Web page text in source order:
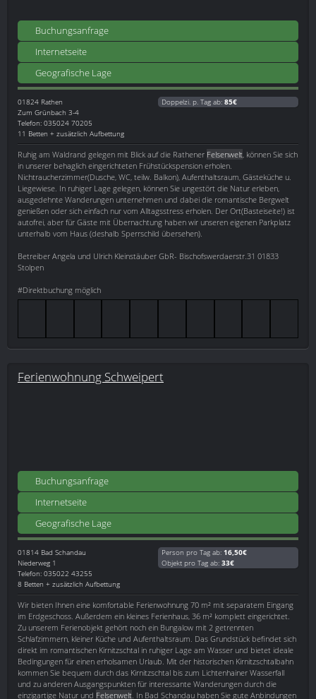
Buchungsanfrage
Internetseite
Geografische Lage
01824 Rathen
Zum Grünbach 3-4
Telefon: 035024 70205
11 Betten + zusätzlich Aufbettung
Doppelzi. p. Tag ab: 85€
Ruhig am Waldrand gelegen mit Blick auf die Rathener Felsenwelt , können Sie sich
in unserer behaglich eingerichteten Frühstückspension erholen.
Nichtraucherzimmer(Dusche, WC, teilw. Balkon), Aufenthaltsraum, Gästeküche u.
Liegewiese. In ruhiger Lage gelegen, können Sie ungestört die Natur erleben,
ausgedehnte Wanderungen unternehmen und dabei die romantische Bergwelt
genießen oder sich einfach nur vom Alltagsstress erholen. Der Ort(Basteiseite!) ist
autofrei, aber für Gäste mit Übernachtung haben wir unseren eigenen Parkplatz
unterhalb vom Haus (deshalb Sperrschild übersehen).
Betreiber Angela und Ulrich Kleinstäuber GbR- Bischofswerdaerstr.31 01833
Stolpen
#Direktbuchung möglich
Ferienwohnung Schweipert
Buchungsanfrage
Internetseite
Geografische Lage
01814 Bad Schandau
Niederweg 1
Telefon: 035022 43255
8 Betten + zusätzlich Aufbettung
Person pro Tag ab: 16,50€
Objekt pro Tag ab: 33€
Wir bieten Ihnen eine komfortable Ferienwohnung 70 m² mit separatem Eingang
im Erdgeschoss. Außerdem ein kleines Ferienhaus, 36 m² komplett eingerichtet.
Zu unserem Ferienobjekt gehört noch ein Bungalow mit 2 getrennten
Schlafzimmern, kleiner Küche und Aufenthaltsraum. Das Grundstück befindet sich
direkt im romantischen Kirnitzschtal in ruhiger Lage am Wasser und bietet ideale
Bedingungen für einen erholsamen Urlaub. Mit der historischen Kirnitzschtalbahn
kommen Sie bequem durch das Kirnitzschtal bis zum Lichtenhainer Wasserfall
und zu anderen Ausgangspunkten für interessante Wanderungen durch die
einzigartige Natur und Felsenwelt . In Bad Schandau haben Sie gute Anbindungen